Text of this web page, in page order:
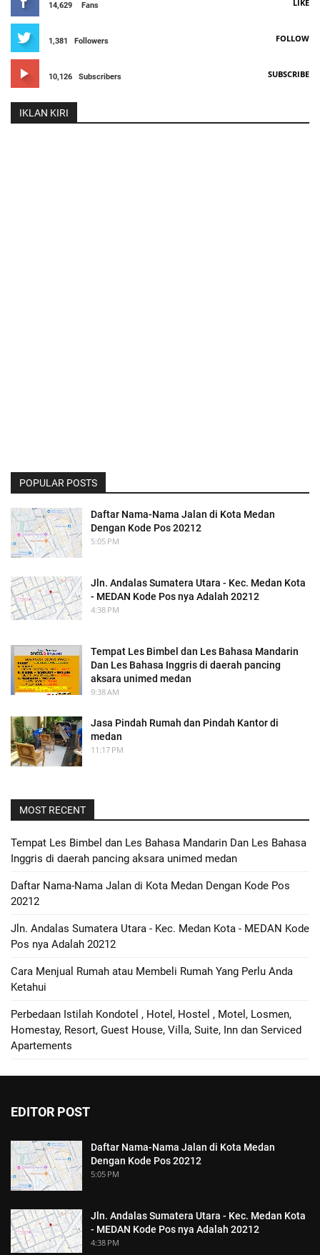
14,629 Fans LIKE
1,381 Followers FOLLOW
10,126 Subscribers SUBSCRIBE
IKLAN KIRI
POPULAR POSTS
Daftar Nama-Nama Jalan di Kota Medan
Dengan Kode Pos 20212
5:05 PM
Jln. Andalas Sumatera Utara - Kec. Medan Kota
- MEDAN Kode Pos nya Adalah 20212
4:38 PM
Tempat Les Bimbel dan Les Bahasa Mandarin
Dan Les Bahasa Inggris di daerah pancing
aksara unimed medan
9:38 AM
Jasa Pindah Rumah dan Pindah Kantor di
medan
11:17 PM
MOST RECENT
Tempat Les Bimbel dan Les Bahasa Mandarin Dan Les Bahasa
Inggris di daerah pancing aksara unimed medan
Daftar Nama-Nama Jalan di Kota Medan Dengan Kode Pos
20212
Jln. Andalas Sumatera Utara - Kec. Medan Kota - MEDAN Kode
Pos nya Adalah 20212
Cara Menjual Rumah atau Membeli Rumah Yang Perlu Anda
Ketahui
Perbedaan Istilah Kondotel , Hotel, Hostel , Motel, Losmen,
Homestay, Resort, Guest House, Villa, Suite, Inn dan Serviced
Apartements
EDITOR POST
Daftar Nama-Nama Jalan di Kota Medan
Dengan Kode Pos 20212
5:05 PM
Jln. Andalas Sumatera Utara - Kec. Medan Kota
- MEDAN Kode Pos nya Adalah 20212
4:38 PM